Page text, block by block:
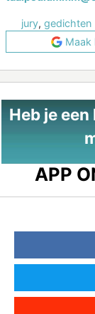
jury, gedichten
Maak
Heb je
APP